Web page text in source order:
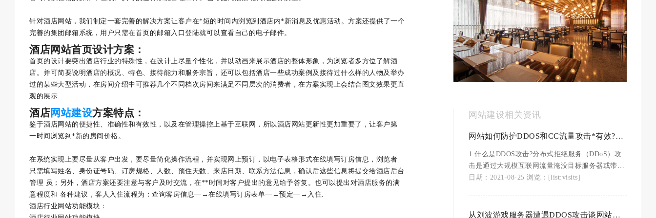
针对酒店网站，我们制定一套完善的解决方案让客户在*短的时间内浏览到酒店内*新消息及优惠活动。方案还提供了一个
完善的集团邮箱系统，用户只需在首页的邮箱入口登陆就可以查看自己的电子邮件。
酒店网站首页设计方案：
首页的设计要突出酒店行业的特殊性，在设计上尽量个性化，并以动画来展示酒店的整体形象，为浏览者多方位了解酒
店。并可简要说明酒店的概况、特色、接待能力和服务宗旨，还可以包括酒店一些成功案例及接待过什么样的人物及举办
过的某些大型活动，在房间介绍中可推荐几个不同档次房间来满足不同层次的消费者，在方案实现上会结合图文效果更直
观的展示.
酒店网站建设方案特点：
鉴于酒店网站的便捷性、准确性和有效性，以及在管理操控上基于互联网，所以酒店网站更新性更加重要了，让客户第
一时间浏览到*新的房间价格。
在系统实现上要尽量从客户出发，要尽量简化操作流程，并实现网上预订，以电子表格形式在线填写订房信息，浏览者
只需填写姓名、身份证号码、订房规格、人数、预住天数、来店日期、联系方法信息，确认后这些信息将提交给酒店后台
管理 员；另外，酒店方案还要注意与客户及时交流，在**时间对客户提出的意见给予答复。也可以提出对酒店服务的满
意程度和 各种建议，客人入住流程为：查询客房信息—→在线填写订房表单—→预定—→入住.
酒店行业网站功能模块：
网站建设相关资讯
网站如何防护DDOS和CC流量攻击*有效?顺便让您了解一位企业老板的痛苦
1.什么是DDOS攻击?分布式拒绝服务（DDoS）攻
击是通过大规模互联网流量淹没目标服务器或带宽
服务器，以破坏目标服务器的服务的恶意行为。
服务器，也可以包括其他联网资源（如 IoT智能 设
日期：2021-08-25 浏览：[list:visits]
从刘波游戏服务器遭遇DDOS攻击谈网站建设中的服务器防护重要性以及如何防御